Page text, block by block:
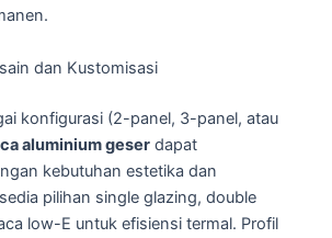
dan Kustomisasi
konfigurasi (2-panel, 3-panel, atau
aluminium geser dapat
kebutuhan estetika dan
pilihan single glazing, double
low-E untuk efisiensi termal. Profil